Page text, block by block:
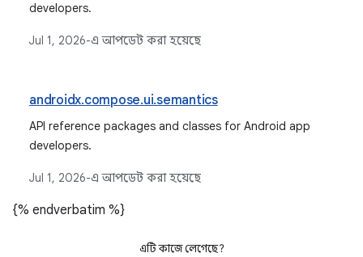
developers.
Jul 1, 2026-এ আপডেট করা হয়েছে
androidx.compose.ui.semantics
API reference packages and classes for Android app
developers.
Jul 1, 2026-এ আপডেট করা হয়েছে
{% endverbatim %}
এটি কাজে লেগেছে?